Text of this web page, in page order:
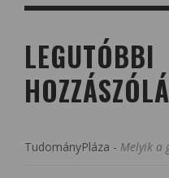
LEGUTÓBBI
TudományPláza - Melyik a